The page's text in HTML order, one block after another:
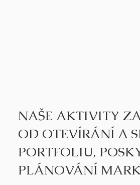
NAŠE AKTIVITY
OD OTEVÍRÁNÍ A
PORTFOLIU,
PLÁNOVÁNÍ